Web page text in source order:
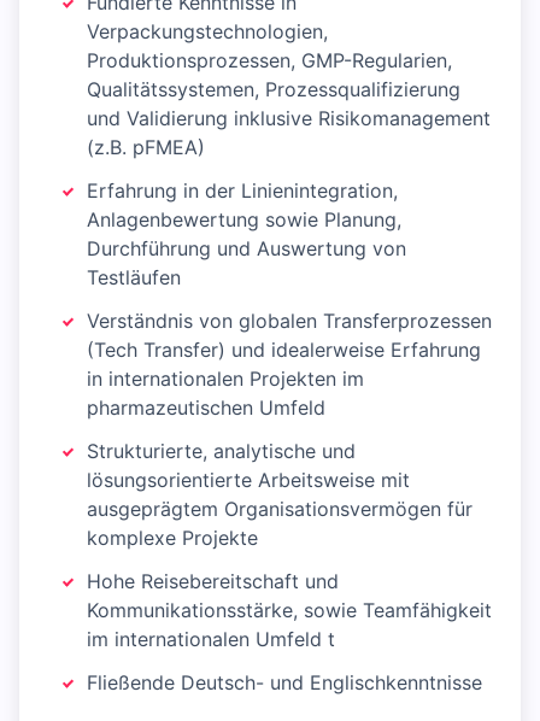
Verpackungstechnologien,
Produktionsprozessen, GMP-Regularien,
Qualitätssystemen, Prozessqualifizierung
und Validierung inklusive Risikomanagement
(z.B. pFMEA)
Erfahrung in der Linienintegration,
Anlagenbewertung sowie Planung,
Durchführung und Auswertung von
Testläufen
Verständnis von globalen Transferprozessen
(Tech Transfer) und idealerweise Erfahrung
in internationalen Projekten im
pharmazeutischen Umfeld
Strukturierte, analytische und
lösungsorientierte Arbeitsweise mit
ausgeprägtem Organisationsvermögen für
komplexe Projekte
Hohe Reisebereitschaft und
Kommunikationsstärke, sowie Teamfähigkeit
im internationalen Umfeld t
Fließende Deutsch- und Englischkenntnisse